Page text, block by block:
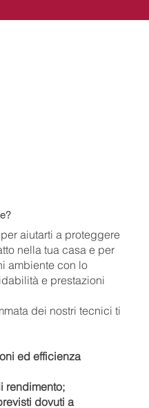
aiutarti a proteggere
nella tua casa e per
ambiente con lo
e prestazioni
dei nostri tecnici ti
ed efficienza
rendimento;
dovuti a